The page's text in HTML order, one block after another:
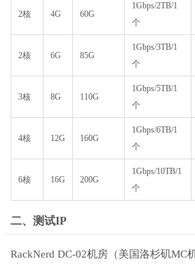
2核 4G 60G
1Gbps/2TB/1
个
2核 6G 85G
1Gbps/3TB/1
个
3核 8G 110G
1Gbps/5TB/1
个
4核 12G 160G
1Gbps/6TB/1
个
6核 16G 200G
1Gbps/10TB/1
个
二、测试IP
RackNerd DC-02机房（美国洛杉矶MC